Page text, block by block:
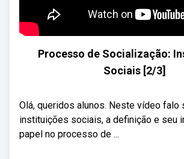
Processo de Socialização:
Sociais [2/3]
Olá, queridos alunos. Neste vídeo falo
instituições sociais, a definição e seu
papel no processo de ...